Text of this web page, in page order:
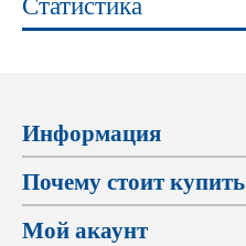
Статистика
Информация
Почему стоит купить
Мой акаунт